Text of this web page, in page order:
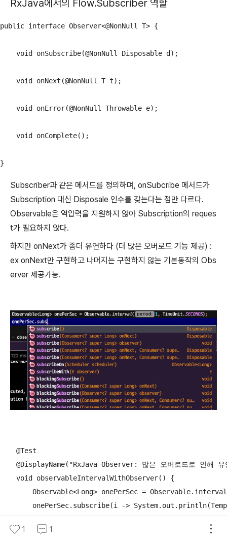
RxJava에서의 Flow.Subscriber 역할
public interface Observer<@NonNull T> {
    void onSubscribe(@NonNull Disposable d);
    void onNext(@NonNull T t);
    void onError(@NonNull Throwable e);
    void onComplete();
}
Subscriber과 같은 메서드를 정의하며, onSubcribe 메서드가
Subscription 대신 Disposale 인수를 갖는다는 점만 다르다.
Observable은 역압력을 지원하지 않아 Subscription의 reques
t가 필요하지 않다.
하지만 onNext가 좀더 유연하다 (더 많은 오버로드 기능 제공) :
ex onNext만 구현하고 나머지는 구현하지 않는 기본동작의 Obs
erver 제공가능.
    @Test
@DisplayName("RxJava Observer: 많은 오버로드로 인해 유
    void observableIntervalWithObserver() {
Observable<Long> onePerSec =
onePerSec.subscribe(i ->
1 1